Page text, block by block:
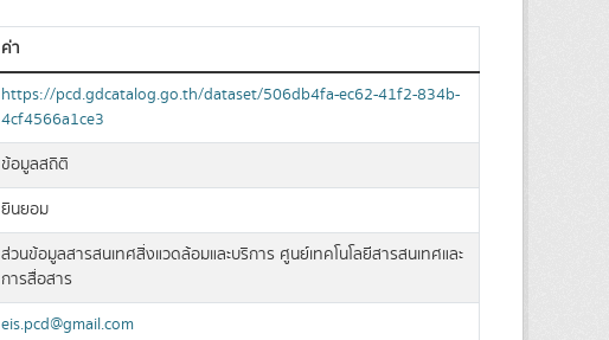
ค่า
https://pcd.gdcatalog.go.th/dataset/506db4fa-ec62-41f2-834b-
4cf4566a1ce3
ข้อมูลสถิติ
ยินยอม
ส่วนข้อมูลสารสนเทศสิ่งแวดล้อมและบริการ ศูนย์เทคโนโลยีสารสนเทศและ
การสื่อสาร
eis.pcd@gmail.com